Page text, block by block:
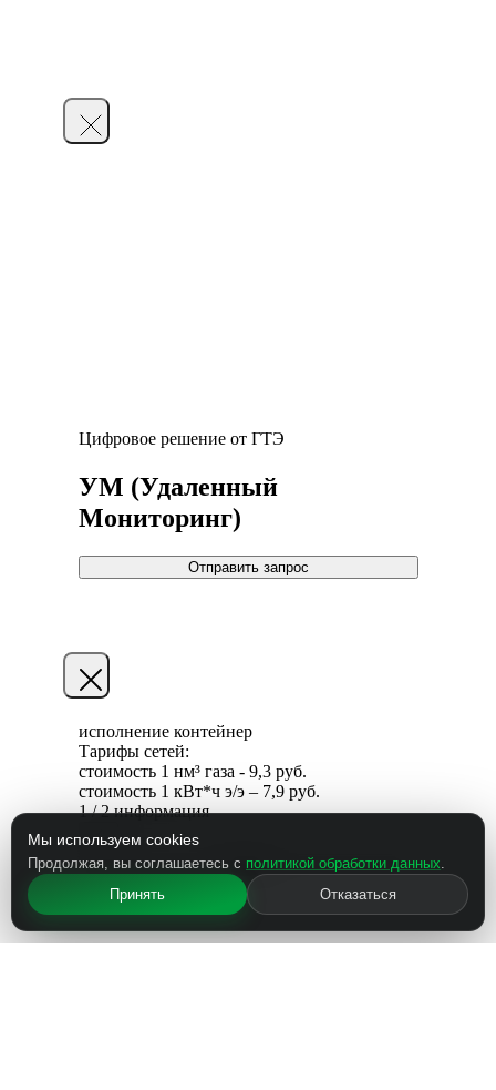
Цифровое решение от ГТЭ
УМ (Удаленный
Мониторинг)
Отправить запрос
исполнение контейнер
Тарифы сетей:
стоимость 1 нм³ газа - 9,3 руб.
стоимость 1 кВт*ч э/э – 7,9 руб.
1 / 2 информация
Далее
Мы используем cookies
Продолжая, вы соглашаетесь с политикой обработки данных.
Принять Отказаться